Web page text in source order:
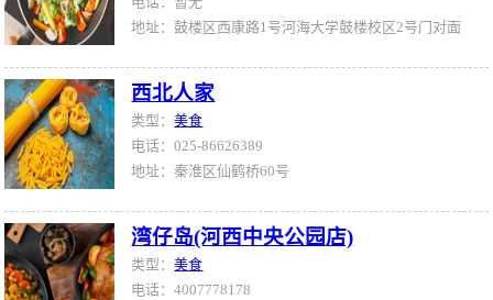
地址：鼓楼区西康路1号河海大学鼓楼校区2号门对面
西北人家
类型：美食
电话：025-86626389
地址：秦淮区仙鹤桥60号
湾仔岛(河西中央公园店)
类型：美食
电话：4007778178